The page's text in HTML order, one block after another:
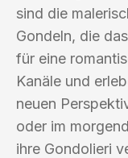
sind die
Gondeln, die
für eine
Kanäle und
neuen
oder im
ihre Gondolieri